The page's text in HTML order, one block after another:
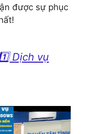
được sự phục
Dịch vụ